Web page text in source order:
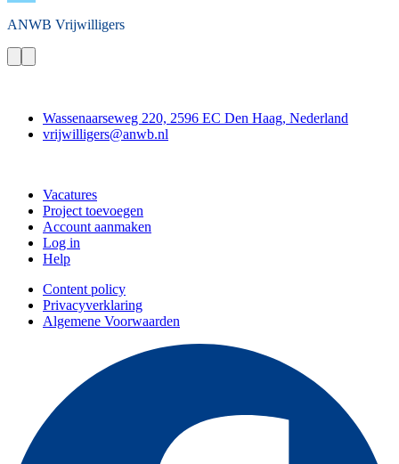
ANWB Vrijwilligers
Wassenaarseweg 220, 2596 EC Den Haag, Nederland
vrijwilligers@anwb.nl
Vacatures
Project toevoegen
Account aanmaken
Log in
Help
Content policy
Privacyverklaring
Algemene Voorwaarden